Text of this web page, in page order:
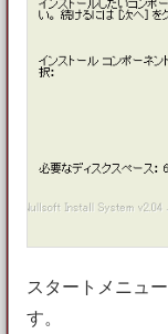
スタートメニュ
す。